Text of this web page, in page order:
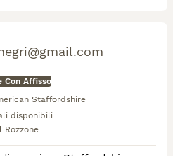
Con Affisso
Staffordshire
disponibili
Rozzone